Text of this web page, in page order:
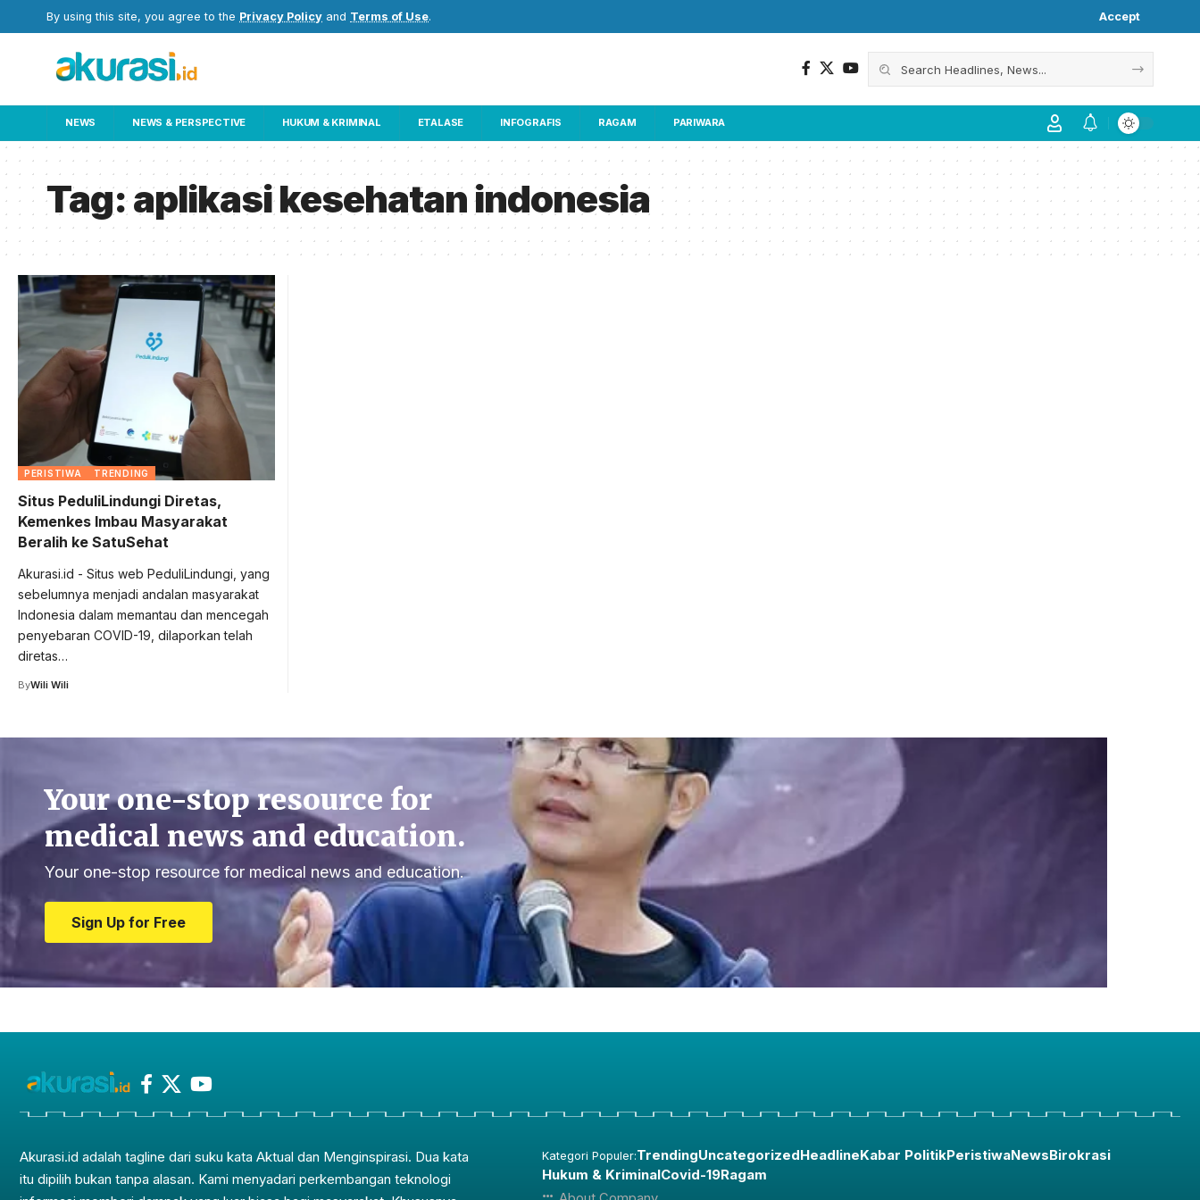
By using this site, you agree to the Privacy Policy and Terms of Use. Accept
NEWS NEWS & PERSPECTIVE HUKUM & KRIMINAL ETALASE INFOGRAFIS RAGAM PARIWARA
Tag:aplikasi kesehatan indonesia
PERISTIWA TRENDING
Situs PeduliLindungi Diretas,
Kemenkes Imbau Masyarakat
Beralih ke SatuSehat
Akurasi.id - Situs web PeduliLindungi, yang
sebelumnya menjadi andalan masyarakat
Indonesia dalam memantau dan mencegah
penyebaran COVID-19, dilaporkan telah
diretas…
ByWili Wili
Your one-stop resource for
medical news and education.
Your one-stop resource for medical news and education.
Sign Up for Free
Akurasi.id adalah tagline dari suku kata Aktual dan Menginspirasi. Dua kata
itu dipilih bukan tanpa alasan. Kami menyadari perkembangan teknologi
Kategori Populer:TrendingUncategorizedHeadlineKabar PolitikPeristiwaNewsBirokrasi
Hukum & KriminalCovid-19Ragam